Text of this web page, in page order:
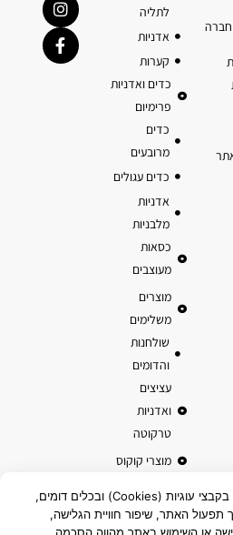
לתליה
אדניות
קערות
כדים ואדניות
פרימיום
כדים
מרובעים
כדים עגולים
אדניות
מלבניות
כסאות
מעוצבים
מוצרים
משלימים
שולחנות
והדומים
עציצים
ואדניות
טרקוטה
מוצרי קוקוס
לידיעתך: באתר זה נעשה שימוש בקבצי עוגיות (Cookies) ובכלים דומים,
תפעול האתר, שיפור חוויית הגלישה,